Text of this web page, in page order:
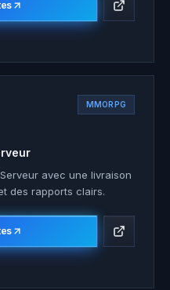
MMORPG
avec une livraison
des rapports clairs.